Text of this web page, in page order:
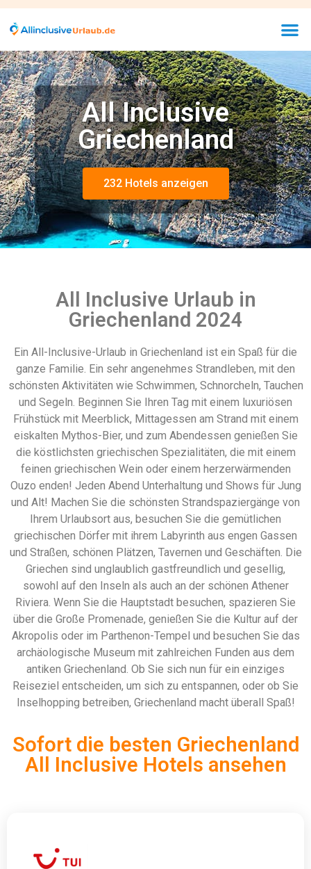
All Inclusive
Griechenland
232 Hotels anzeigen
All Inclusive Urlaub in
Griechenland 2024
Ein All-Inclusive-Urlaub in Griechenland ist ein Spaß für die
ganze Familie. Ein sehr angenehmes Strandleben, mit den
schönsten Aktivitäten wie Schwimmen, Schnorcheln, Tauchen
und Segeln. Beginnen Sie Ihren Tag mit einem luxuriösen
Frühstück mit Meerblick, Mittagessen am Strand mit einem
eiskalten Mythos-Bier, und zum Abendessen genießen Sie
die köstlichsten griechischen Spezialitäten, die mit einem
feinen griechischen Wein oder einem herzerwärmenden
Ouzo enden! Jeden Abend Unterhaltung und Shows für Jung
und Alt! Machen Sie die schönsten Strandspaziergänge von
Ihrem Urlaubsort aus, besuchen Sie die gemütlichen
griechischen Dörfer mit ihrem Labyrinth aus engen Gassen
und Straßen, schönen Plätzen, Tavernen und Geschäften. Die
Griechen sind unglaublich gastfreundlich und gesellig,
sowohl auf den Inseln als auch an der schönen Athener
Riviera. Wenn Sie die Hauptstadt besuchen, spazieren Sie
über die Große Promenade, genießen Sie die Kultur auf der
Akropolis oder im Parthenon-Tempel und besuchen Sie das
archäologische Museum mit zahlreichen Funden aus dem
antiken Griechenland. Ob Sie sich nun für ein einziges
Reiseziel entscheiden, um sich zu entspannen, oder ob Sie
Inselhopping betreiben, Griechenland macht überall Spaß!
Sofort die besten Griechenland
All Inclusive Hotels ansehen